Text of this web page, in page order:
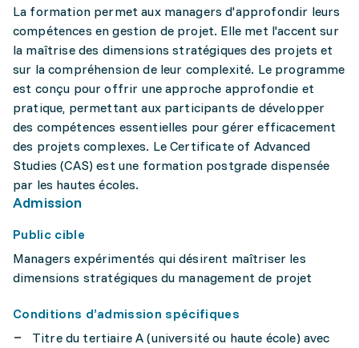
La formation permet aux managers d'approfondir leurs
compétences en gestion de projet. Elle met l'accent sur
la maîtrise des dimensions stratégiques des projets et
sur la compréhension de leur complexité. Le programme
est conçu pour offrir une approche approfondie et
pratique, permettant aux participants de développer
des compétences essentielles pour gérer efficacement
des projets complexes. Le Certificate of Advanced
Studies (CAS) est une formation postgrade dispensée
par les hautes écoles.
Admission
Public cible
Managers expérimentés qui désirent maîtriser les
dimensions stratégiques du management de projet
Conditions d’admission spécifiques
Titre du tertiaire A (université ou haute école) avec